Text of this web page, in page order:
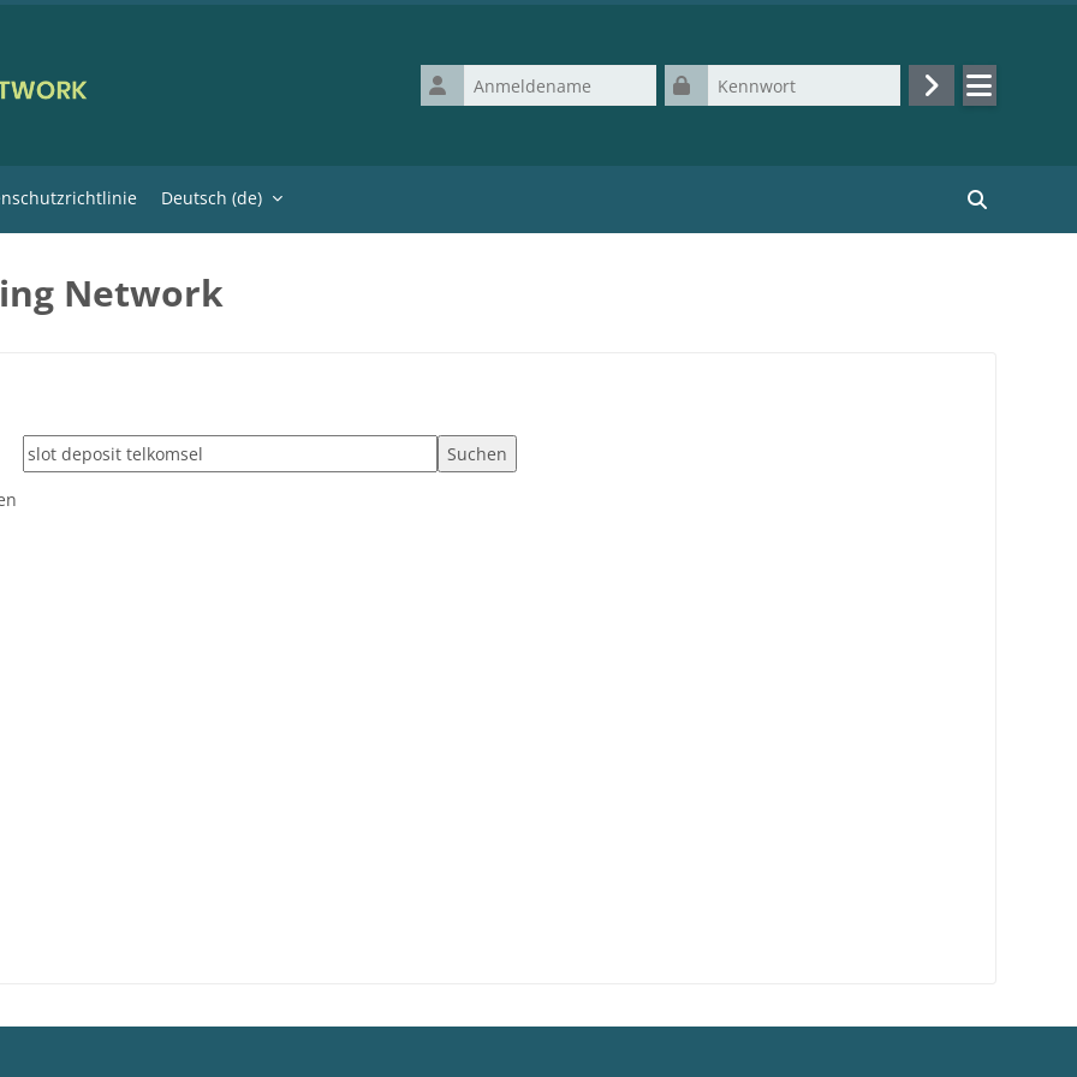
Anmeldename
Kennwort
Login
Deutsch ‎(de)‎
Kurse suchen
Network
Tags suchen